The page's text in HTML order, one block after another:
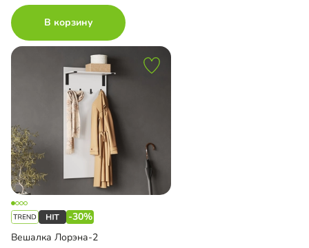
В корзину
-30%
Вешалка Лорэна-2